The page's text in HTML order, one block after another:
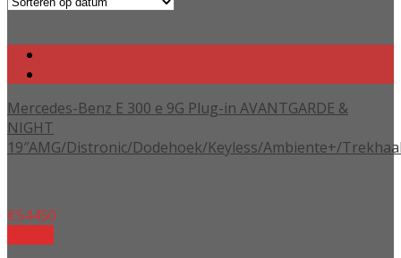
Mercedes-Benz E 300 e 9G Plug-in AVANTGARDE &
NIGHT
19″AMG/Distronic/Dodehoek/Keyless/Ambiente+/
€54450